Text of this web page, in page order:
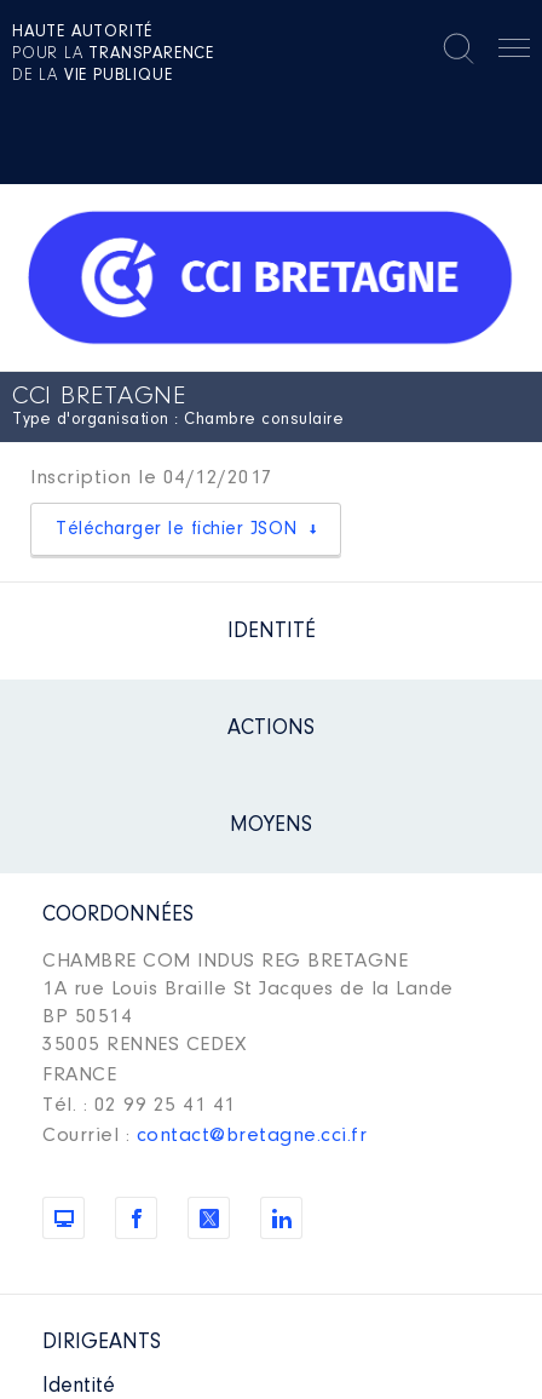
HAUTE AUTORITÉ
POUR LA TRANSPARENCE
DE LA VIE PUBLIQUE
CCI BRETAGNE
Type d'organisation : Chambre consulaire
Inscription le 04/12/2017
Télécharger le fichier JSON
IDENTITÉ
ACTIONS
MOYENS
COORDONNÉES
CHAMBRE COM INDUS REG BRETAGNE
1A rue Louis Braille St Jacques de la Lande
BP 50514
35005 RENNES CEDEX
FRANCE
Tél. : 02 99 25 41 41
Courriel : contact@bretagne.cci.fr
DIRIGEANTS
Identité